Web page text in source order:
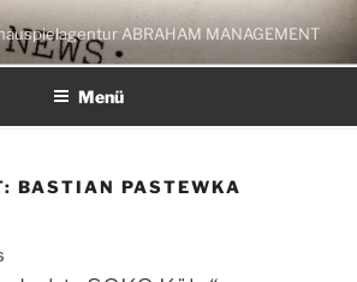
ABRAHAM MANAGEMENT
Menü
BASTIAN PASTEWKA